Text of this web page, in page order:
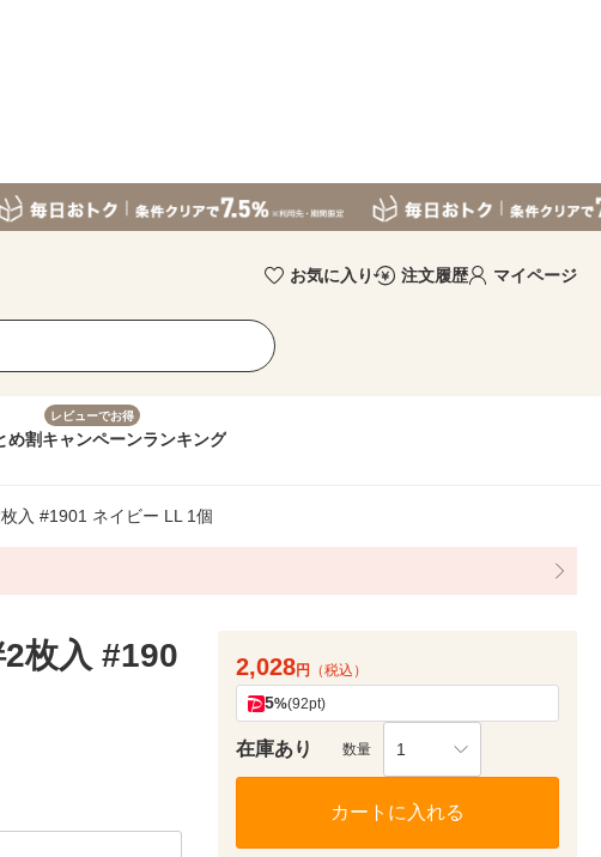
お気に入り 注文履歴 マイページ
め割
レビューでお得
キャンペーンランキング
入 #1901 ネイビー LL 1個
枚入 #190
2,028円 （税込）
5%(92pt)
在庫あり 数量 1
カートに入れる